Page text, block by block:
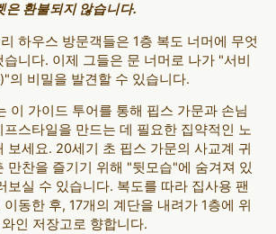
은 환불되지 않습니다.
하우스 방문객들은 1층 복도 너머에 무엇
니다. 이제 그들은 문 너머로 나가 "서비
의 비밀을 발견할 수 있습니다.
이 가이드 투어를 통해 핍스 가문과 손님
스타일을 만드는 데 필요한 집약적인 노
보세요. 20세기 초 핍스 가문의 사교계 귀
만찬을 즐기기 위해 "뒷모습"에 숨겨져 있
보실 수 있습니다. 복도를 따라 집사용 팬
동한 후, 17개의 계단을 내려가 1층에 위
인 저장고로 향합니다.